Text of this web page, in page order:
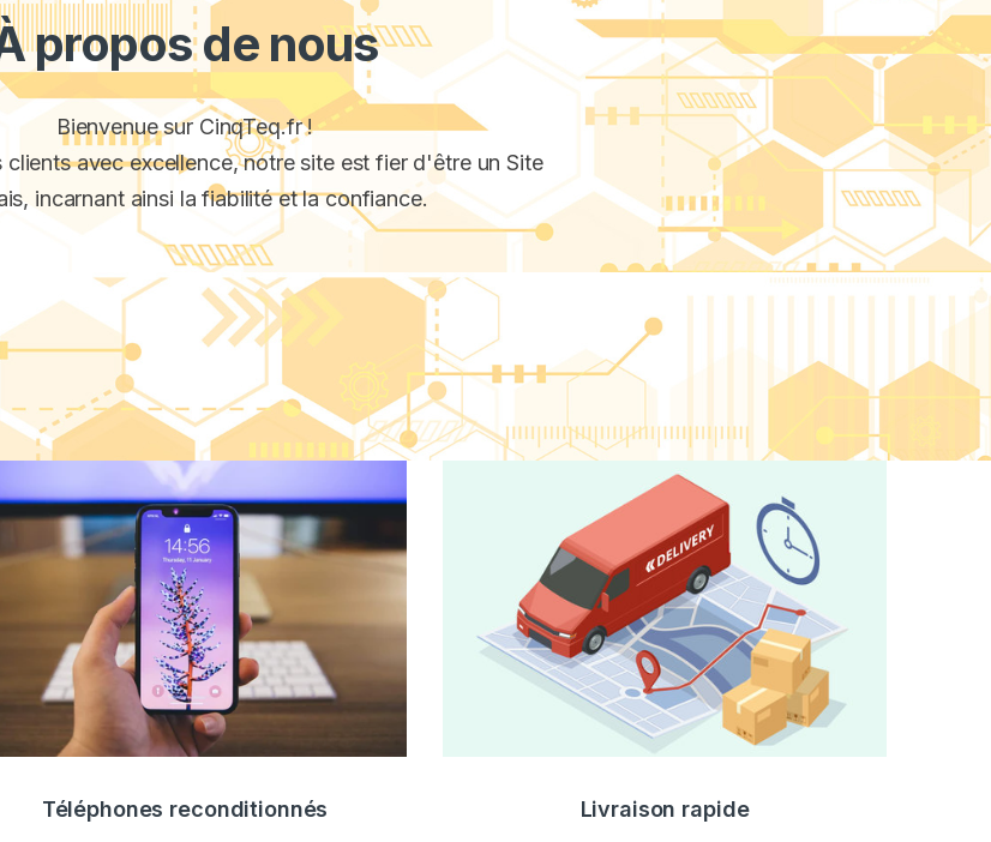
propos de nous
Bienvenue sur CinqTeq.fr !
clients avec excellence, notre site est fier d'être un Site
incarnant ainsi la fiabilité et la confiance.
Téléphones reconditionnés Livraison rapide